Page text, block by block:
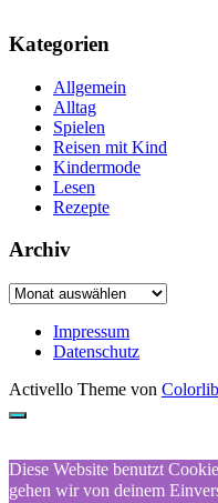
Kategorien
Allgemein
Alltag
Spielen
Reisen mit Kind
Kindermode
Lesen
Rezepte
Archiv
Archiv
Impressum
Datenschutz
Activello Theme von Colorlib
Diese Website benutzt
gehen wir von deinem